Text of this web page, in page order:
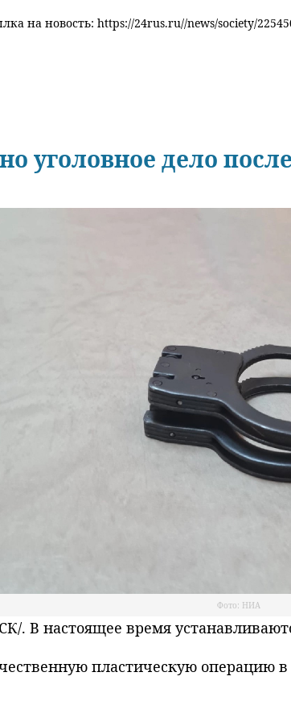
на новость: https://24rus.ru//news/society/
уголовное дело
Фото: НИА
настоящее время
пластическую операцию